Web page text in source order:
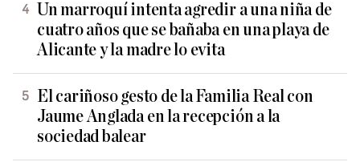
Un marroquí intenta agredir a una niña de
cuatro años que se bañaba en una playa de
Alicante y la madre lo evita
El cariñoso gesto de la Familia Real con
Jaume Anglada en la recepción a la
sociedad balear